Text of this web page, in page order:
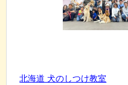
北海道 犬のしつけ教室